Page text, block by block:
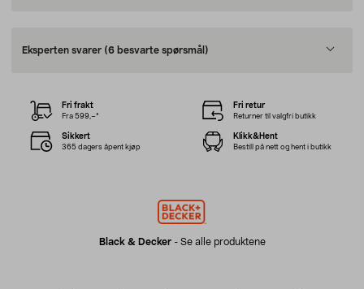
Eksperten svarer (6 besvarte spørsmål)
Black & Decker- Se alle produktene
Fri frakt
Fra 599,–*
Fri retur
Returner til valgfri butikk
Sikkert
365 dagers åpent kjøp
Klikk&Hent
Bestill på nett og hent i butikk